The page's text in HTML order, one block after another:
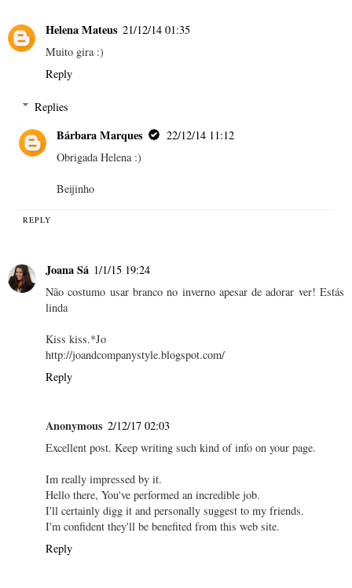
Helena Mateus 21/12/14 01:35
Muito gira :)
Reply
Replies
Bárbara Marques
22/12/14 11:12
Obrigada Helena :)
Beijinho
REPLY
Joana Sá 1/1/15 19:24
Não costumo usar branco no inverno apesar de adorar ver! Estás
linda
Kiss kiss.*Jo
http://joandcompanystyle.blogspot.com/
Reply
Anonymous 2/12/17 02:03
Excellent post. Keep writing such kind of info on your page.
Im really impressed by it.
Hello there, You've performed an incredible job.
I'll certainly digg it and personally suggest to my friends.
I'm confident they'll be benefited from this web site.
Reply